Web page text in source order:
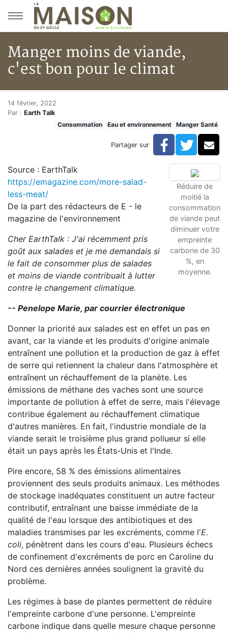
Aller au menu principal
Aller au contenu principal
Manger moins de viande,
c'est bon pour le climat
Accueil
Articles
Eau et environnement
Manger moins de viande, c'est bon pour le climat
Manger moins de viande,
14 février, 2022
Par : Earth Talk
Consommation
Eau et environnement Manger Santé
Partager sur Facebook
Réduire de
moitié la
consommation
de viande peut
diminuer votre
empreinte
carbone de 30
%, en
moyenne.
Source : EarthTalk
https://emagazine.com/more-salad-
less-meat/
De la part des rédacteurs de E - le
magazine de l'environnement
Cher EarthTalk : J'ai récemment pris
goût aux salades et je me demandais si
le fait de consommer plus de salades
et moins de viande contribuait à lutter
contre le changement climatique.
-- Penelope Marie, par courrier électronique
Donner la priorité aux salades est en effet un pas en
avant, car la viande et les produits d'origine animale
entraînent une pollution et la production de gaz à effet
de serre qui retiennent la chaleur dans l'atmosphère et
entraînent un réchauffement de la planète. Les
émissions de méthane des vaches sont une source
importante de pollution à effet de serre, mais l'élevage
contribue également au réchauffement climatique
d'autres manières. En fait, l'industrie mondiale de la
viande serait le troisième plus grand pollueur si elle
était un pays après les États-Unis et l'Inde.
Pire encore, 58 % des émissions alimentaires
proviennent des seuls produits animaux. Les méthodes
de stockage inadéquates constituent un autre facteur
contributif, entraînant une baisse immédiate de la
qualité de l'eau lorsque des antibiotiques et des
maladies transmises par les excréments, comme l'E.
coli, pénètrent dans les cours d'eau. Plusieurs échecs
de confinement d'excréments de porc en Caroline du
Nord ces dernières années soulignent la gravité du
problème.
Les régimes à base de plantes permettent de réduire
l'empreinte carbone d'une personne. L'empreinte
carbone indique dans quelle mesure chaque personne